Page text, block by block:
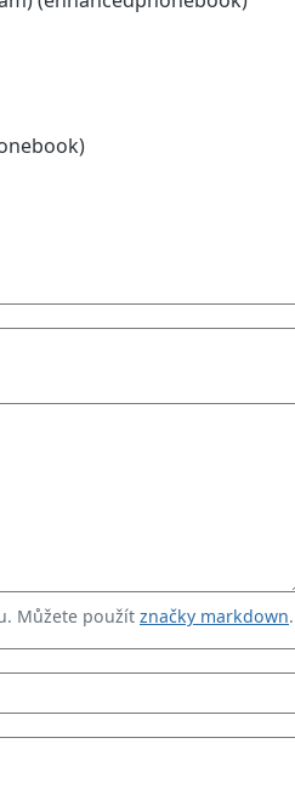
Můžete použít značky markdown.